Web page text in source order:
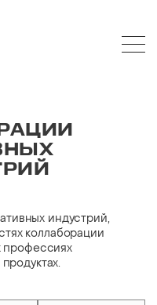
индустрий,
коллаборации
профессиях